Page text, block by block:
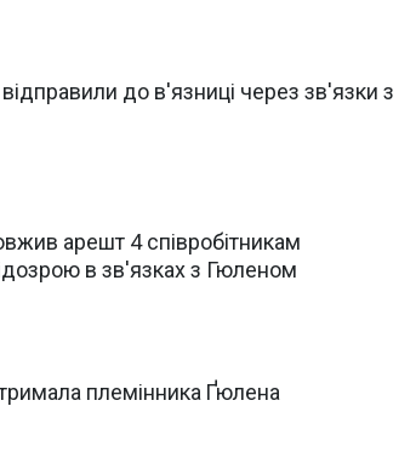
до в'язниці через зв'язки з
арешт 4 співробітникам
в зв'язках з Гюленом
племінника Ґюлена